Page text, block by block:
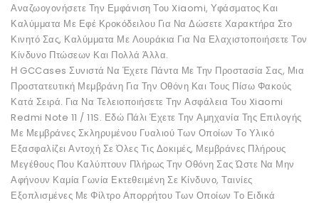
Αναζωογονήσετε Την Εμφάνιση Του Xiaomi, Υφάσματος Και
Καλύμματα Με Εφέ Κροκόδειλου Για Να Δώσετε Χαρακτήρα Στο
Κινητό Σας, Καλύμματα Με Λουράκια Για Να Ελαχιστοποιήσετε Τον
Κίνδυνο Πτώσεων Και Πολλά Άλλα.
Η GCCases Συνιστά Να Έχετε Πάντα Με Την Προστασία Σας, Μια
Προστατευτική Μεμβράνη Για Την Οθόνη Και Τους Πίσω Φακούς
Κατά Σειρά. Για Να Τελειοποιήσετε Την Ασφάλεια Του Xiaomi
Redmi Note 11 / 11S. Εδώ Πάλι Έχετε Την Αμηχανία Της Επιλογής
Με Μεμβράνες Σκληρυμένου Γυαλιού Των Οποίων Το Υλικό
Εξασφαλίζει Αντοχή Σε Όλες Τις Δοκιμές, Μεμβράνες Πλήρους
Μεγέθους Που Καλύπτουν Πλήρως Την Οθόνη Σας Ώστε Να Μην
Αφήνουν Καμία Γωνία Εκτεθειμένη Σε Κίνδυνο, Ταινίες
Εξοπλισμένες Με Φίλτρο Απορρήτου Των Οποίων Το Ειδικά